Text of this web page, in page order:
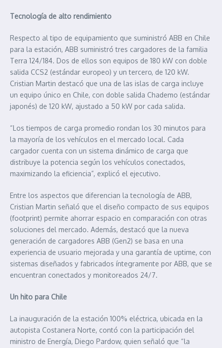
Tecnología de alto rendimiento
Respecto al tipo de equipamiento que suministró ABB en Chile
para la estación, ABB suministró tres cargadores de la familia
Terra 124/184. Dos de ellos son equipos de 180 kW con doble
salida CCS2 (estándar europeo) y un tercero, de 120 kW.
Cristian Martin destacó que una de las islas de carga incluye
un equipo único en Chile, con doble salida Chademo (estándar
japonés) de 120 kW, ajustado a 50 kW por cada salida.
“Los tiempos de carga promedio rondan los 30 minutos para
la mayoría de los vehículos en el mercado local. Cada
cargador cuenta con un sistema dinámico de carga que
distribuye la potencia según los vehículos conectados,
maximizando la eficiencia”, explicó el ejecutivo.
Entre los aspectos que diferencian la tecnología de ABB,
Cristian Martin señaló que el diseño compacto de sus equipos
(footprint) permite ahorrar espacio en comparación con otras
soluciones del mercado. Además, destacó que la nueva
generación de cargadores ABB (Gen2) se basa en una
experiencia de usuario mejorada y una garantía de uptime, con
sistemas diseñados y fabricados íntegramente por ABB, que se
encuentran conectados y monitoreados 24/7.
Un hito para Chile
La inauguración de la estación 100% eléctrica, ubicada en la
autopista Costanera Norte, contó con la participación del
ministro de Energía, Diego Pardow, quien señaló que “la